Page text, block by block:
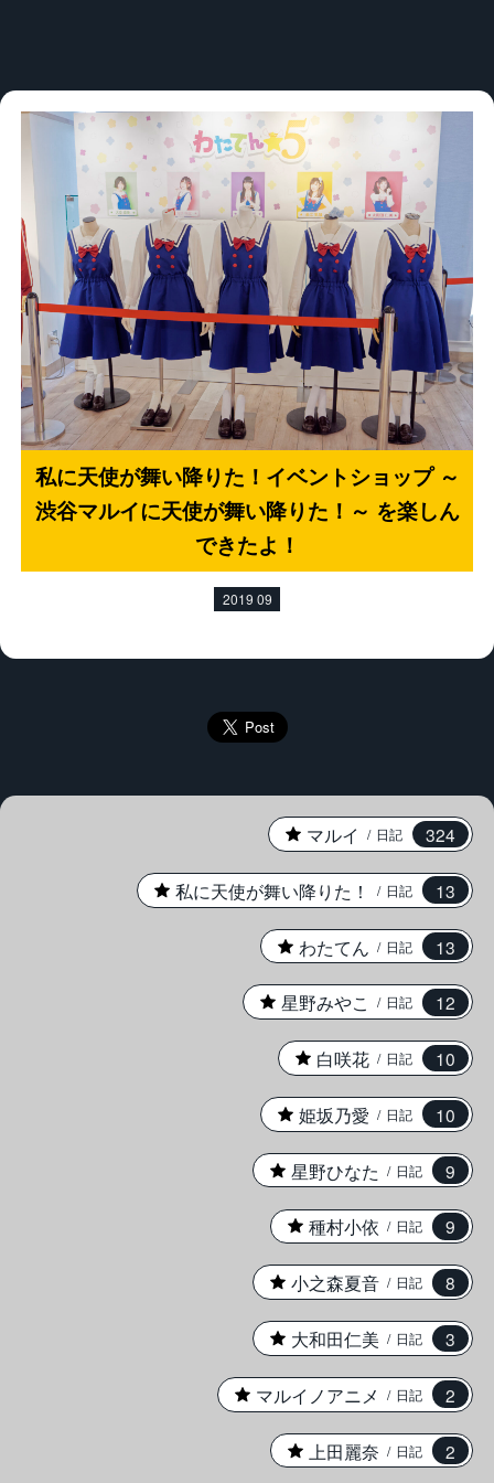
私に天使が舞い降りた！イベントショップ ～
渋谷マルイに天使が舞い降りた！～ を楽しん
できたよ！
2019 09
マルイ 日記 324
私に天使が舞い降りた！ 日記 13
わたてん 日記 13
星野みやこ 日記 12
白咲花 日記 10
姫坂乃愛 日記 10
星野ひなた 日記 9
種村小依 日記 9
小之森夏音 日記 8
大和田仁美 日記 3
マルイノアニメ 日記 2
上田麗奈 日記 2